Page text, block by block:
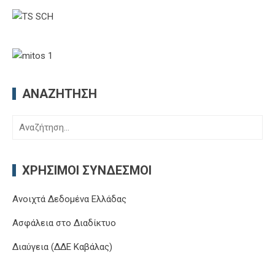
ΑΝΑΖΉΤΗΣΗ
Αναζήτηση
ΧΡΉΣΙΜΟΙ ΣΎΝΔΕΣΜΟΙ
Ανοιχτά Δεδομένα Ελλάδας
Ασφάλεια στο Διαδίκτυο
Διαύγεια (ΔΔΕ Καβάλας)